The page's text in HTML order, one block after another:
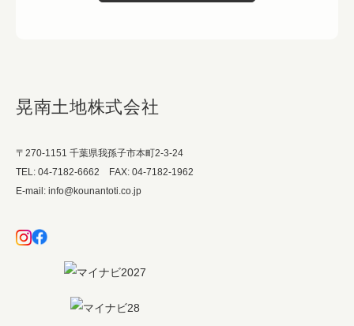
晃南土地株式会社
〒270-1151 千葉県我孫子市本町2-3-24
TEL: 04-7182-6662 FAX: 04-7182-1962
E-mail: info@kounantoti.co.jp